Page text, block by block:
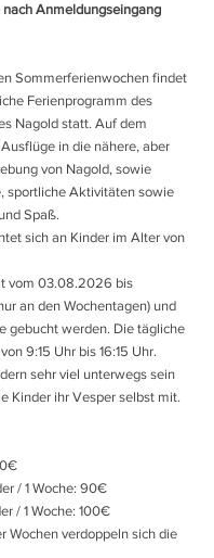
Anmeldungseingang
Sommerferienwochen findet
Ferienprogramm des
Nagold statt. Auf dem
in die nähere, aber
von Nagold, sowie
sportliche Aktivitäten sowie
Spaß.
sich an Kinder im Alter von
vom 03.08.2026 bis
an den Wochentagen) und
gebucht werden. Die tägliche
9:15 Uhr bis 16:15 Uhr.
sehr viel unterwegs sein
Kinder ihr Vesper selbst mit.
/ 1 Woche: 90€
/ 1 Woche: 100€
Wochen verdoppeln sich die